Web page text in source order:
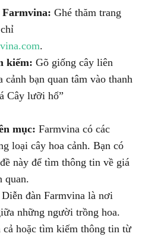
Farmvina: Ghé thăm trang
.
kiếm: Gõ giống cây liên
cảnh bạn quan tâm vào thanh
Cây lưỡi hổ”
mục: Farmvina có các
loại cây hoa cảnh. Bạn có
này để tìm thông tin về giá
quan.
Diễn đàn Farmvina là nơi
những người trồng hoa.
cả hoặc tìm kiếm thông tin từ